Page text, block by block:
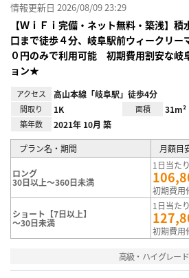
情報更新日 2026/08/09 23:29
【ＷｉＦｉ完備・ネット無料・築浅】
口まで徒歩４分、岐阜駅前ウィークリ
０円のみで利用可能 初期費用割安な岐
ョン★
アクセス 高山本線「岐阜駅」徒歩4分
間取り 1K 面積 31m²
築年数 2021年 10月 築
プラン名・期間 月額目
ロング
30日以上～360日未満
1日当た
初期費用
ショート【7日以上】
～30日未満
1日当た
初期費用
高級・ハイグレード